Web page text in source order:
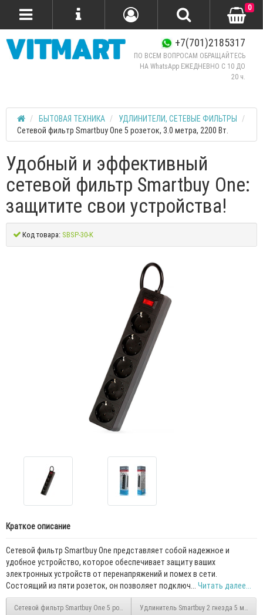
+7(701)2185317
ПО ВСЕМ ВОПРОСАМ ОБРАЩАЙТЕСЬ
НА WhatsApp ЕЖЕДНЕВНО C 10 ДО
20 ч.
0
БЫТОВАЯ ТЕХНИКА
УДЛИНИТЕЛИ, СЕТЕВЫЕ ФИЛЬТРЫ
Сетевой фильтр Smartbuy One 5 розеток, 3.0 метра, 2200 Вт.
Удобный и эффективный
сетевой фильтр Smartbuy One:
защитите свои устройства!
Код товара: SBSP-30-K
Краткое описание
Сетевой фильтр Smartbuy One представляет собой надежное и
удобное устройство, которое обеспечивает защиту ваших
электронных устройств от перенапряжений и помех в сети.
Состоящий из пяти розеток, он позволяет подключ... Читать далее...
Сетевой фильтр Smartbuy One 5 розеток, 5.0 м, 2 200 ВтУдлинитель Smartbuy 2 гнезда 5